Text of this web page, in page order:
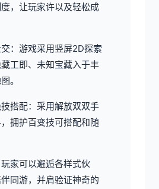
，让玩家许以及轻松成
：游戏采用竖屏2D探索
工即、未知宝藏入于丰
。
搭配：采用解放双双手
拥护百变技可搭配和随
家可以邂逅各样式伙
同游，并肩验证神奇的